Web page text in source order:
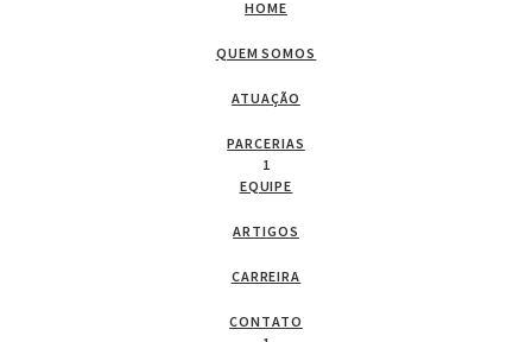
HOME
QUEM SOMOS
ATUAÇÃO
PARCERIAS
1
EQUIPE
ARTIGOS
CARREIRA
CONTATO